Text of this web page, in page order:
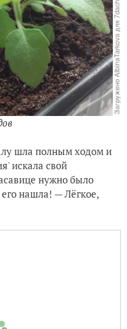
шла полным ходом и
искала свой
нужно было
нашла! — Лёгкое,